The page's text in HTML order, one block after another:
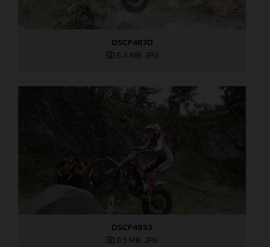
DSCF4670
8,4 MB .JPG
DSCF4933
8,5 MB .JPG